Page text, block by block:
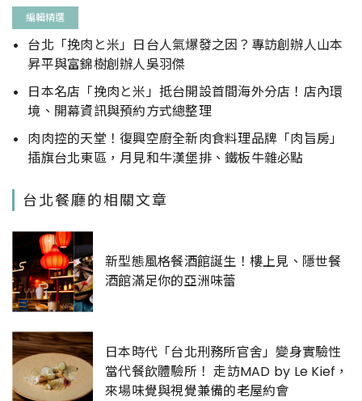
編輯精選
台北「挽肉と米」日台人氣爆發之因？專訪創辦人山本
昇平與富錦樹創辦人吳羽傑
日本名店「挽肉と米」抵台開設首間海外分店！店內環
境、開幕資訊與預約方式總整理
肉肉控的天堂！復興空廚全新肉食料理品牌「肉旨房」
插旗台北東區，月見和牛漢堡排、鐵板牛雜必點
台北餐廳的相關文章
新型態風格餐酒館誕生！樓上見、隱世餐
酒館滿足你的亞洲味蕾
日本時代「台北刑務所官舍」變身實驗性
當代餐飲體驗所！ 走訪MAD by Le Kief，
來場味覺與視覺兼備的老屋約會